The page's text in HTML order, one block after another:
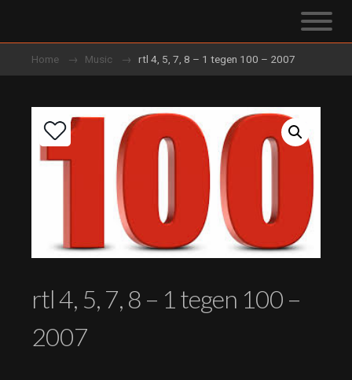
Home Music rtl 4, 5, 7, 8 – 1 tegen 100 – 2007
rtl 4, 5, 7, 8 – 1 tegen 100 –
2007